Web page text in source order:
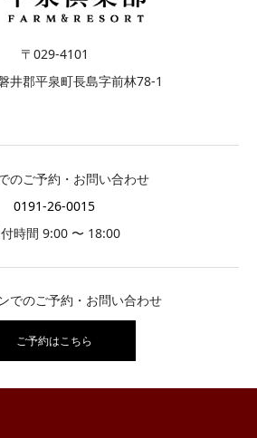
〒029-4101
井郡平泉町長島字前林78-1
のご予約・お問い合わせ
0191-26-0015
時間 9:00 〜 18:00
でのご予約・お問い合わせ
ご予約はこちら